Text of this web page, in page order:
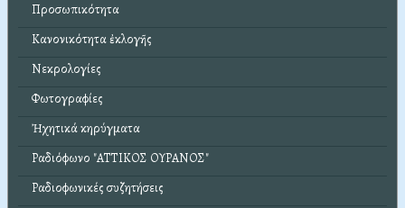
Προσωπικότητα
Κανονικότητα ἐκλογῆς
Νεκρολογίες
Φωτογραφίες
Ἠχητικά κηρύγματα
Ραδιόφωνο "ΑΤΤΙΚΟΣ ΟΥΡΑΝΟΣ"
Ραδιοφωνικές συζητήσεις